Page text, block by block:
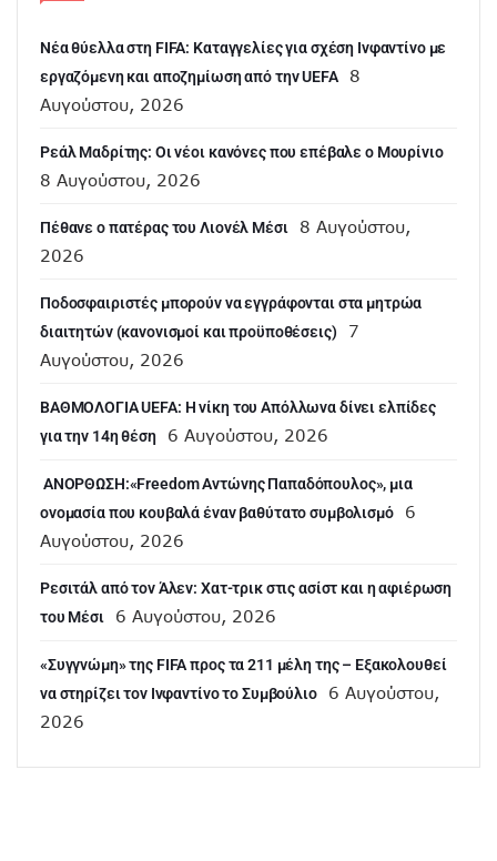
Νέα θύελλα στη FIFA: Καταγγελίες για σχέση Ινφαντίνο με
εργαζόμενη και αποζημίωση από την UEFA
8
Αυγούστου, 2026
Ρεάλ Μαδρίτης: Οι νέοι κανόνες που επέβαλε ο Μουρίνιο
8 Αυγούστου, 2026
Πέθανε ο πατέρας του Λιονέλ Μέσι
8 Αυγούστου,
2026
Ποδοσφαιριστές μπορούν να εγγράφονται στα μητρώα
διαιτητών (κανονισμοί και προϋποθέσεις)
7
Αυγούστου, 2026
ΒΑΘΜΟΛΟΓΙΑ UEFA: Η νίκη του Απόλλωνα δίνει ελπίδες
για την 14η θέση
6 Αυγούστου, 2026
ANOΡΘΩΣΗ:«Freedom Αντώνης Παπαδόπουλος», μια
ονομασία που κουβαλά έναν βαθύτατο συμβολισμό
6
Αυγούστου, 2026
Ρεσιτάλ από τον Άλεν: Χατ-τρικ στις ασίστ και η αφιέρωση
του Μέσι
6 Αυγούστου, 2026
«Συγγνώμη» της FIFA προς τα 211 μέλη της – Εξακολουθεί
να στηρίζει τον Ινφαντίνο το Συμβούλιο
6 Αυγούστου,
2026